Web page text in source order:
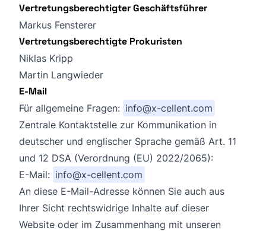
Vertretungsberechtigter Geschäftsführer
Markus Fensterer
Vertretungsberechtigte Prokuristen
Niklas Kripp
Martin Langwieder
E-Mail
Für allgemeine Fragen: info@x-cellent.com
Zentrale Kontaktstelle zur Kommunikation in
deutscher und englischer Sprache gemäß Art. 11
und 12 DSA (Verordnung (EU) 2022/2065):
E-Mail: info@x-cellent.com
An diese E-Mail-Adresse können Sie auch aus
Ihrer Sicht rechtswidrige Inhalte auf dieser
Website oder im Zusammenhang mit unseren